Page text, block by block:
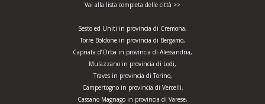
Vai alla lista completa delle città >>
Sesto ed Uniti in provincia di Cremona,
Torre Boldone in provincia di Bergamo,
Capriata d’Orba in provincia di Alessandria,
Mulazzano in provincia di Lodi,
Traves in provincia di Torino,
Campertogno in provincia di Vercelli,
Cassano Magnago in provincia di Varese,